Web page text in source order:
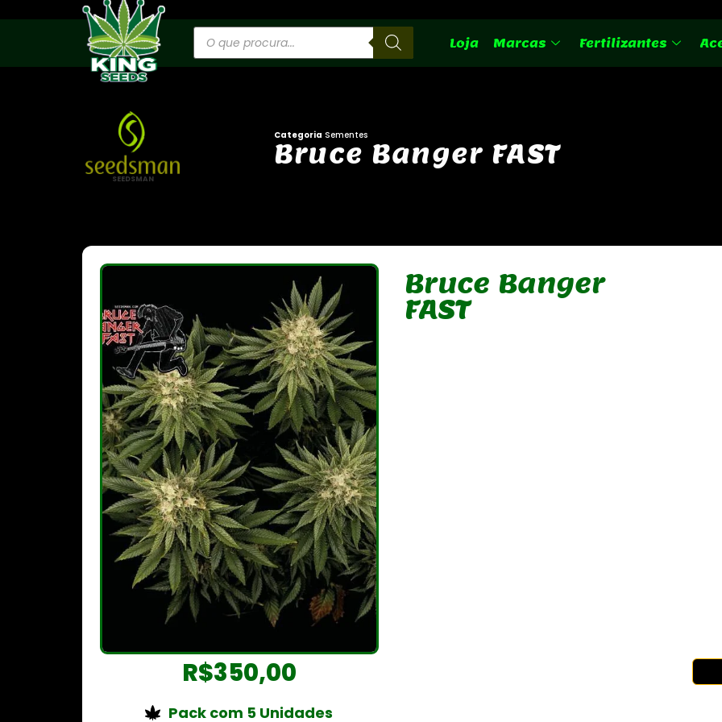
Loja Marcas Fertilizantes
SEEDSMAN
Categoria Sementes
Bruce Banger FAST
R$350,00
Pack com 5 Unidades
Bruce Banger
FAST